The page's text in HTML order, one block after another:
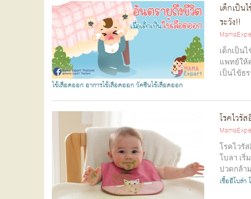
เด็กเป็
ระวัง!!
เด็กเป็น
แพทย์ให้
เป็นไข้ธ
ไข้เลือดออก อาการไข้เลือดออกวัคซีนไข้เลือดออก
โรคไวรั
โรคไวรั
โบลา เริ่
ปวดกล้า
เชื้ออีโบล่า